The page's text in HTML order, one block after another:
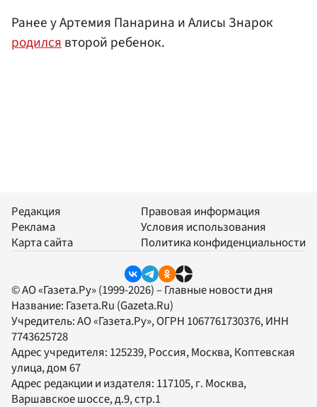
Ранее у Артемия Панарина и Алисы Знарок
родилсявторой ребенок.
Редакция
Реклама
Карта сайта
Правовая информация
Условия использования
Политика конфиденциальности
© АО «Газета.Ру» (1999-2026) – Главные новости дня
Название: Газета.Ru (Gazeta.Ru)
Учредитель:АО «Газета.Ру», ОГРН 1067761730376, ИНН
7743625728
Адрес учредителя: 125239, Россия, Москва, Коптевская
улица, дом 67
Адрес редакции и издателя: 117105, г. Москва,
Варшавское шоссе, д.9, стр.1